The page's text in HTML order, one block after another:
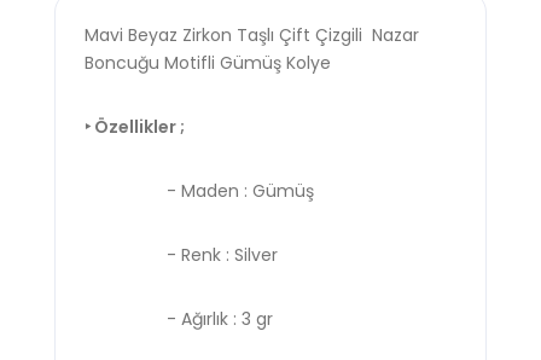
Mavi Beyaz Zirkon Taşlı Çift Çizgili Nazar
Boncuğu Motifli Gümüş Kolye
‣ Özellikler ;
- Maden : Gümüş
- Renk : Silver
- Ağırlık : 3 gr